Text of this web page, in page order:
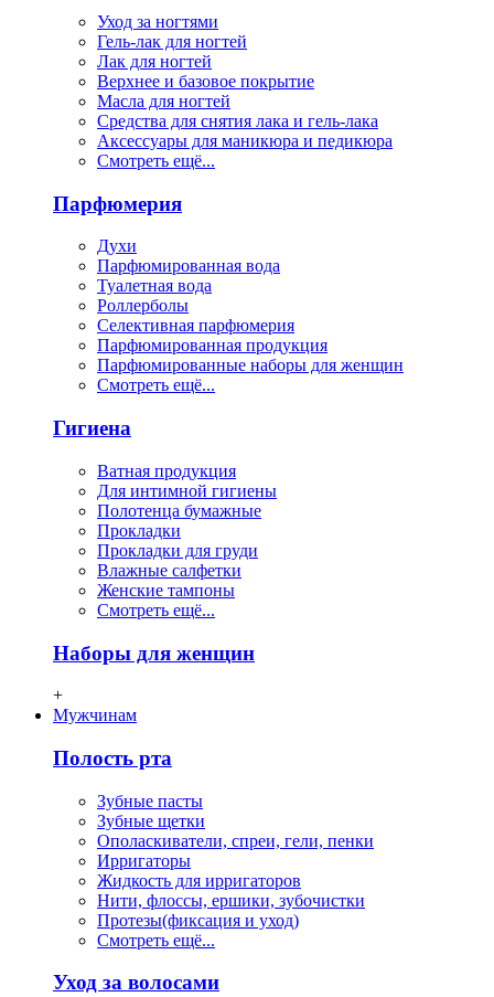
Уход за ногтями
Гель-лак для ногтей
Лак для ногтей
Верхнее и базовое покрытие
Масла для ногтей
Средства для снятия лака и гель-лака
Аксессуары для маникюра и педикюра
Смотреть ещё...
Парфюмерия
Духи
Парфюмированная вода
Туалетная вода
Роллерболы
Селективная парфюмерия
Парфюмированная продукция
Парфюмированные наборы для женщин
Смотреть ещё...
Гигиена
Ватная продукция
Для интимной гигиены
Полотенца бумажные
Прокладки
Прокладки для груди
Влажные салфетки
Женские тампоны
Смотреть ещё...
Наборы для женщин
+
Мужчинам
Полость рта
Зубные пасты
Зубные щетки
Ополаскиватели, спреи, гели, пенки
Ирригаторы
Жидкость для ирригаторов
Нити, флосcы, ершики, зубочистки
Протезы(фиксация и уход)
Смотреть ещё...
Уход за волосами